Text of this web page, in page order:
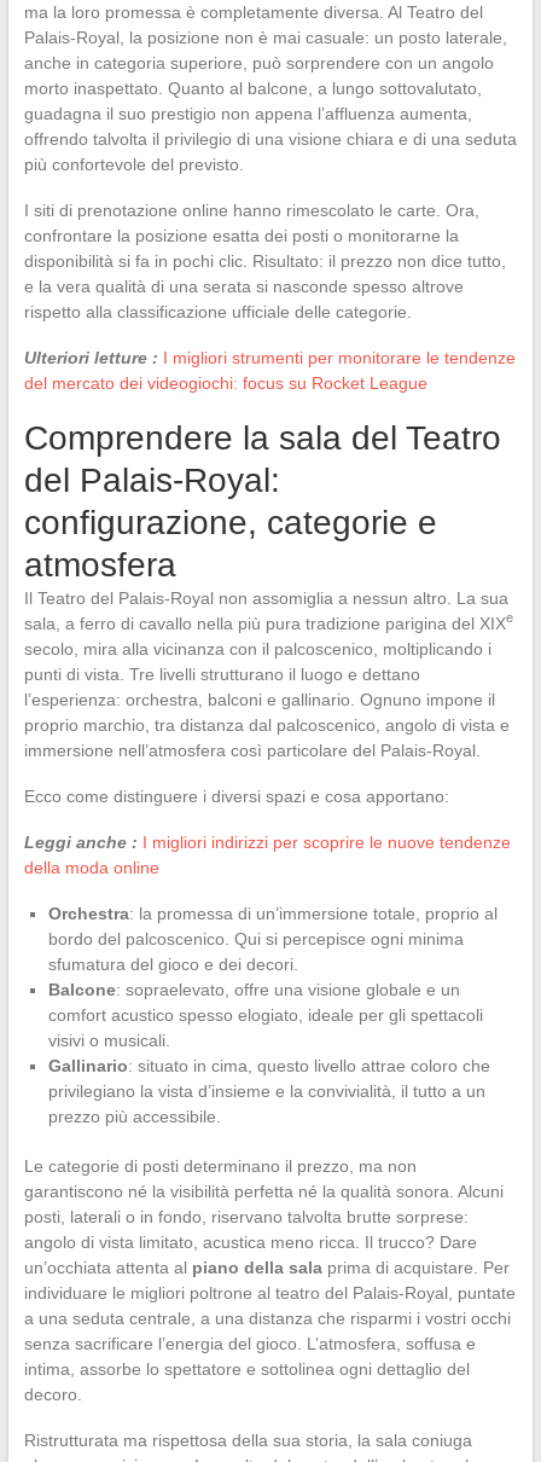
ma la loro promessa è completamente diversa. Al Teatro del
Palais-Royal, la posizione non è mai casuale: un posto laterale,
anche in categoria superiore, può sorprendere con un angolo
morto inaspettato. Quanto al balcone, a lungo sottovalutato,
guadagna il suo prestigio non appena l’affluenza aumenta,
offrendo talvolta il privilegio di una visione chiara e di una seduta
più confortevole del previsto.
I siti di prenotazione online hanno rimescolato le carte. Ora,
confrontare la posizione esatta dei posti o monitorarne la
disponibilità si fa in pochi clic. Risultato: il prezzo non dice tutto,
e la vera qualità di una serata si nasconde spesso altrove
rispetto alla classificazione ufficiale delle categorie.
Ulteriori letture : I migliori strumenti per monitorare le tendenze
del mercato dei videogiochi: focus su Rocket League
Comprendere la sala del Teatro
del Palais-Royal:
configurazione, categorie e
atmosfera
Il Teatro del Palais-Royal non assomiglia a nessun altro. La sua
sala, a ferro di cavallo nella più pura tradizione parigina del XIXe
secolo, mira alla vicinanza con il palcoscenico, moltiplicando i
punti di vista. Tre livelli strutturano il luogo e dettano
l’esperienza: orchestra, balconi e gallinario. Ognuno impone il
proprio marchio, tra distanza dal palcoscenico, angolo di vista e
immersione nell’atmosfera così particolare del Palais-Royal.
Ecco come distinguere i diversi spazi e cosa apportano:
Leggi anche : I migliori indirizzi per scoprire le nuove tendenze
della moda online
Orchestra: la promessa di un’immersione totale, proprio al
bordo del palcoscenico. Qui si percepisce ogni minima
sfumatura del gioco e dei decori.
Balcone: sopraelevato, offre una visione globale e un
comfort acustico spesso elogiato, ideale per gli spettacoli
visivi o musicali.
Gallinario: situato in cima, questo livello attrae coloro che
privilegiano la vista d’insieme e la convivialità, il tutto a un
prezzo più accessibile.
Le categorie di posti determinano il prezzo, ma non
garantiscono né la visibilità perfetta né la qualità sonora. Alcuni
posti, laterali o in fondo, riservano talvolta brutte sorprese:
angolo di vista limitato, acustica meno ricca. Il trucco? Dare
un’occhiata attenta al piano della salaprima di acquistare. Per
individuare le migliori poltrone al teatro del Palais-Royal, puntate
a una seduta centrale, a una distanza che risparmi i vostri occhi
senza sacrificare l’energia del gioco. L’atmosfera, soffusa e
intima, assorbe lo spettatore e sottolinea ogni dettaglio del
decoro.
Ristrutturata ma rispettosa della sua storia, la sala coniuga